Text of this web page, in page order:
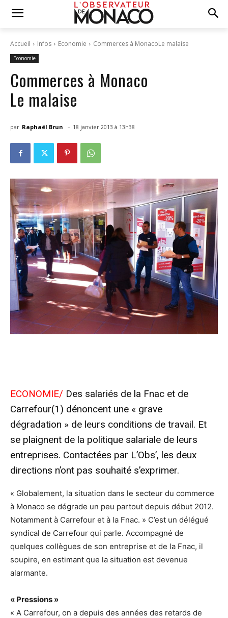
Accueil Infos Economie Commerces à MonacoLe malaise
Economie
Commerces à Monaco
Le malaise
par Raphaël Brun - 18 janvier 2013 à 13h38
ECONOMIE/ Des salariés de la Fnac et de
Carrefour(1) dénoncent une « grave
dégradation » de leurs conditions de travail. Et
se plaignent de la politique salariale de leurs
entreprises. Contactées par L’Obs’, les deux
directions n’ont pas souhaité s’exprimer.
« Globalement, la situation dans le secteur du commerce
à Monaco se dégrade un peu partout depuis début 2012.
Notamment à Carrefour et à la Fnac. » C’est un délégué
syndical de Carrefour qui parle. Accompagné de
quelques collègues de son entreprise et de la Fnac, il
soupire, en estimant que la situation est devenue
alarmante.
« Pressions »
« A Carrefour, on a depuis des années des retards de